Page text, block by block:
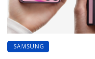
SAMSUNG